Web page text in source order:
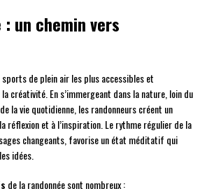
: un chemin vers
sports de plein air les plus accessibles et
créativité. En s’immergeant dans la nature, loin du
la vie quotidienne, les randonneurs créent un
réflexion et à l’inspiration. Le rythme régulier de la
changeants, favorise un état méditatif qui
idées.
de la randonnée sont nombreux :